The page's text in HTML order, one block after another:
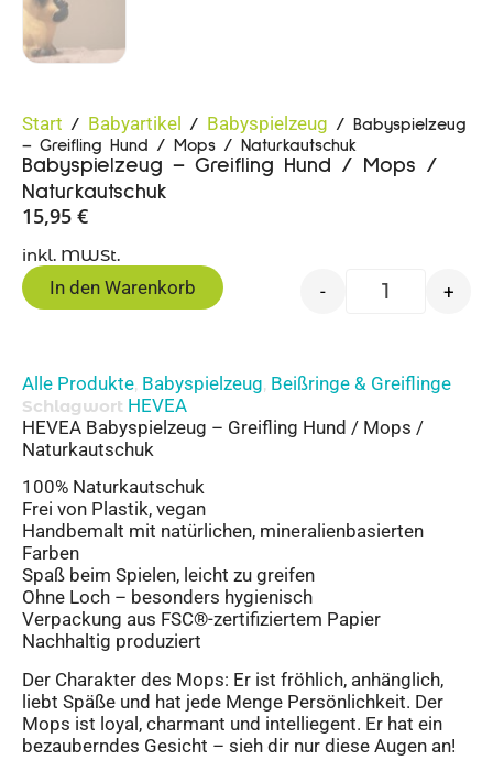
Start / Babyartikel / Babyspielzeug / Babyspielzeug
– Greifling Hund / Mops / Naturkautschuk
Babyspielzeug – Greifling Hund / Mops /
Naturkautschuk
15,95 €
inkl. MWSt.
- +
In den Warenkorb
Alle Produkte, Babyspielzeug, Beißringe & Greiflinge
Schlagwort HEVEA
HEVEA Babyspielzeug – Greifling Hund / Mops /
Naturkautschuk
100% Naturkautschuk
Frei von Plastik, vegan
Handbemalt mit natürlichen, mineralienbasierten
Farben
Spaß beim Spielen, leicht zu greifen
Ohne Loch – besonders hygienisch
Verpackung aus FSC®-zertifiziertem Papier
Nachhaltig produziert
Der Charakter des Mops: Er ist fröhlich, anhänglich,
liebt Späße und hat jede Menge Persönlichkeit. Der
Mops ist loyal, charmant und intelliegent. Er hat ein
bezauberndes Gesicht – sieh dir nur diese Augen an!